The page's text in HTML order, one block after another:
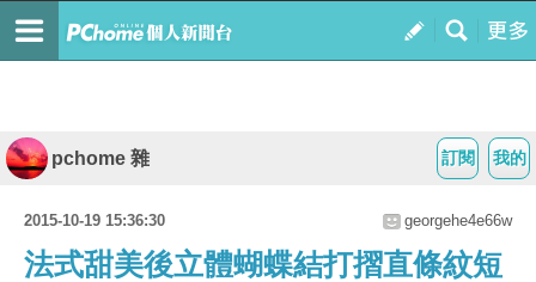
我的
訂閱
pchome 雜
2015-10-19 15:36:30 georgehe4e66w
法式甜美後立體蝴蝶結打摺直條紋短